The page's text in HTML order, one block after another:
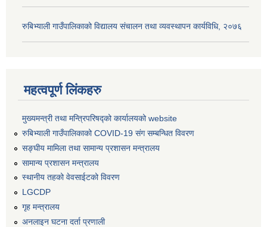
रुबिभ्याली गाउँपालिकाको विद्यालय संचालन तथा व्यवस्थापन कार्यविधि, २०७६
महत्वपूर्ण लिंकहरु
मुख्यमन्त्री तथा मन्त्रिपरिषद्को कार्यालयको website
रुबिभ्याली गाउँपालिकाको COVID-19 संग सम्बन्धित विवरण
सङ्‍घीय मामिला तथा सामान्य प्रशासन मन्त्रालय
सामान्य प्रशासन मन्त्रालय
स्थानीय तहको वेवसाईटको विवरण
LGCDP
गृह मन्त्रालय
अनलाइन घटना दर्ता प्रणाली